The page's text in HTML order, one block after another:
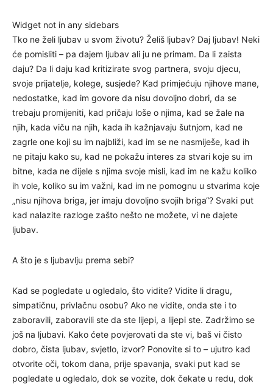
Widget not in any sidebars
Tko ne želi ljubav u svom životu? Želiš ljubav? Daj ljubav! Neki
će pomisliti – pa dajem ljubav ali ju ne primam. Da li zaista
daju? Da li daju kad kritizirate svog partnera, svoju djecu,
svoje prijatelje, kolege, susjede? Kad primjećuju njihove mane,
nedostatke, kad im govore da nisu dovoljno dobri, da se
trebaju promijeniti, kad pričaju loše o njima, kad se žale na
njih, kada viču na njih, kada ih kažnjavaju šutnjom, kad ne
zagrle one koji su im najbliži, kad im se ne nasmiješe, kad ih
ne pitaju kako su, kad ne pokažu interes za stvari koje su im
bitne, kada ne dijele s njima svoje misli, kad im ne kažu koliko
ih vole, koliko su im važni, kad im ne pomognu u stvarima koje
„nisu njihova briga, jer imaju dovoljno svojih briga“? Svaki put
kad nalazite razloge zašto nešto ne možete, vi ne dajete
ljubav.
A što je s ljubavlju prema sebi?
Kad se pogledate u ogledalo, što vidite? Vidite li dragu,
simpatičnu, privlačnu osobu? Ako ne vidite, onda ste i to
zaboravili, zaboravili ste da ste lijepi, a lijepi ste. Zadržimo se
još na ljubavi. Kako ćete povjerovati da ste vi, baš vi čisto
dobro, čista ljubav, svjetlo, izvor? Ponovite si to – ujutro kad
otvorite oči, tokom dana, prije spavanja, svaki put kad se
pogledate u ogledalo, dok se vozite, dok čekate u redu, dok